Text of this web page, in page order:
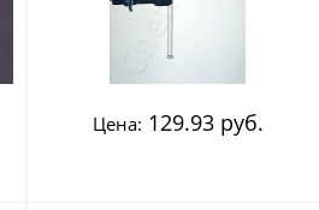
Цена: 129.93 руб.